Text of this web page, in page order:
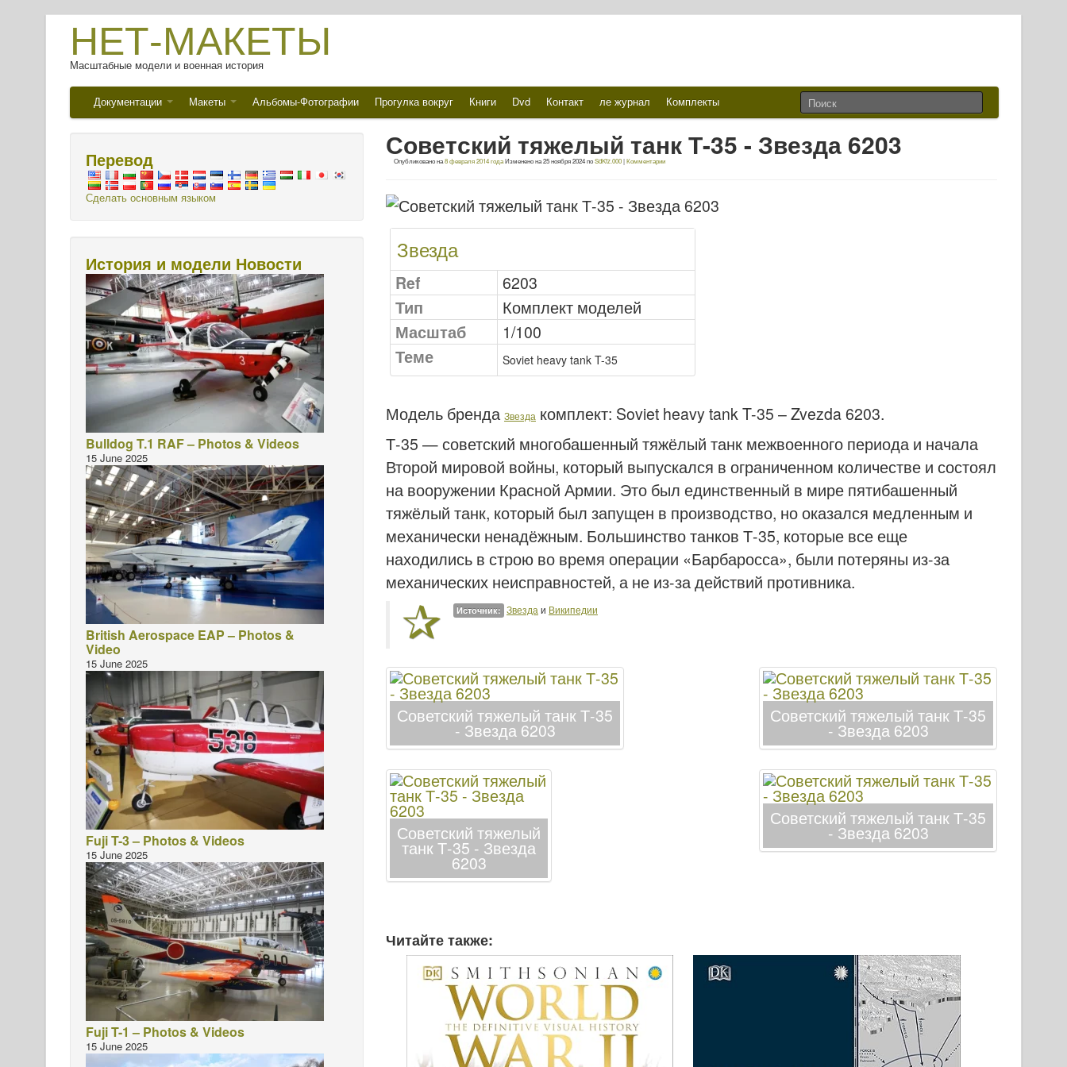
НЕТ-МАКЕТЫ
Масштабные модели и военная история
Документации Макеты Альбомы-Фотографии Прогулка вокруг Книги Dvd Контакт ле журнал Комплекты
Советский тяжелый танк Т-35 - Звезда 6203
Опубликовано на8 февраля 2014 годаИзменено на25 ноября 2024поSdKfz.000|Комментарии
Звезда
Ref
6203
Тип
Комплект моделей
Масштаб
1/100
Теме
Soviet heavy tank T-35
Модель бренда Звезда комплект: Soviet heavy tank T-35 – Zvezda 6203.
Т-35 — советский многобашенный тяжёлый танк межвоенного периода и начала
Второй мировой войны, который выпускался в ограниченном количестве и состоял
на вооружении Красной Армии. Это был единственный в мире пятибашенный
тяжёлый танк, который был запущен в производство, но оказался медленным и
механически ненадёжным. Большинство танков Т-35, которые все еще
находились в строю во время операции «Барбаросса», были потеряны из-за
механических неисправностей, а не из-за действий противника.
Источник: Звезда и Википедии
Советский тяжелый танк Т-35
- Звезда 6203
Советский тяжелый танк Т-35
- Звезда 6203
Советский тяжелый танк Т-35
- Звезда 6203
Советский тяжелый
танк Т-35 - Звезда
6203
Читайте также:
Перевод
Сделать основным языком
История и модели Новости
Bulldog T.1 RAF – Photos & Videos
15 June 2025
British Aerospace EAP – Photos &
Video
15 June 2025
Fuji T-3 – Photos & Videos
15 June 2025
Fuji T-1 – Photos & Videos
15 June 2025